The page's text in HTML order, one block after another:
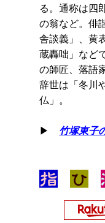
る。通称は四
の翁など。俳
舎談義」、黄
蔵轟咄」など
の師匠、落語
辞世は「冬川
仏」。
▶ 竹塚東子